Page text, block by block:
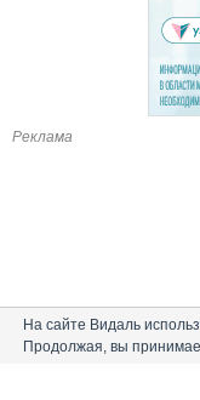
Реклама
На сайте Видаль
Продолжая, вы